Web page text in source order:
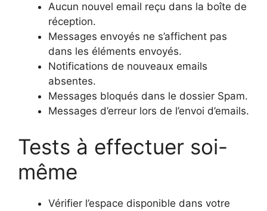
Aucun nouvel email reçu dans la boîte de
réception.
Messages envoyés ne s’affichent pas
dans les éléments envoyés.
Notifications de nouveaux emails
absentes.
Messages bloqués dans le dossier Spam.
Messages d’erreur lors de l’envoi d’emails.
Tests à effectuer soi-
même
Vérifier l’espace disponible dans votre